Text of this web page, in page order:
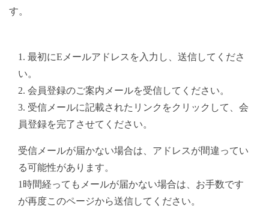
す。
1. 最初にEメールアドレスを入力し、送信してくださ
い。
2. 会員登録のご案内メールを受信してください。
3. 受信メールに記載されたリンクをクリックして、会
員登録を完了させてください。
受信メールが届かない場合は、アドレスが間違ってい
る可能性があります。
1時間経ってもメールが届かない場合は、お手数です
が再度このページから送信してください。